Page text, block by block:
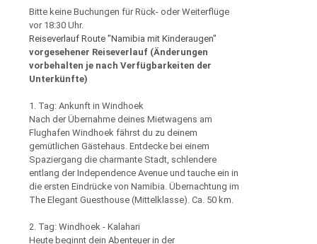
Bitte keine Buchungen für Rück- oder Weiterflüge
vor 18:30 Uhr.
Reiseverlauf Route "Namibia mit Kinderaugen"
vorgesehener Reiseverlauf (Änderungen
vorbehalten je nach Verfügbarkeiten der
Unterkünfte)
1. Tag: Ankunft in Windhoek
Nach der Übernahme deines Mietwagens am
Flughafen Windhoek fährst du zu deinem
gemütlichen Gästehaus. Entdecke bei einem
Spaziergang die charmante Stadt, schlendere
entlang der Independence Avenue und tauche ein in
die ersten Eindrücke von Namibia. Übernachtung im
The Elegant Guesthouse (Mittelklasse). Ca. 50 km.
2. Tag: Windhoek - Kalahari
Heute beginnt dein Abenteuer in der